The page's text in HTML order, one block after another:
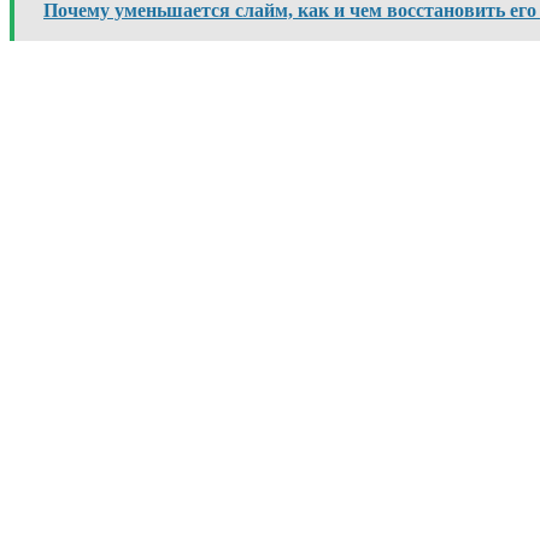
Почему уменьшается слайм, как и чем восстановить его